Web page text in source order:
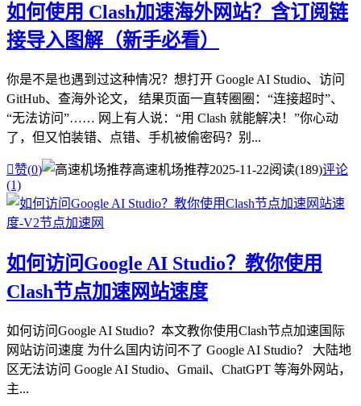
如何使用 Clash加速海外网站？含订阅链
接导入图解（新手必看）
你是不是也遇到过这种情况？想打开 Google AI Studio、访问
GitHub、查海外论文， 结果页面一直转圈圈：“连接超时”、
“无法访问”…… 网上有人说：“用 Clash 就能解决！”你心动
了，但又怕装错、点错、手机被偷密码？别...
赞(0) 高速机场推荐2025-11-22阅读(189)评论
(1)
如何访问Google AI Studio？教你使用
Clash节点加速网站速度
如何访问Google AI Studio？本文教你使用Clash节点加速国际
网站访问速度 为什么国内访问不了 Google AI Studio？ 大陆地
区无法访问 Google AI Studio、Gmail、ChatGPT 等海外网站，
主...